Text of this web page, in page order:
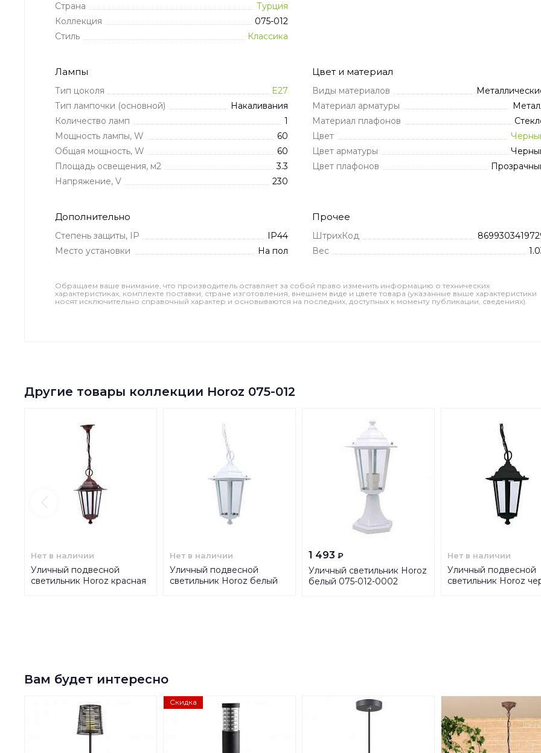
Страна
Турция
Коллекция
075-012
Стиль
Классика
Лампы
Тип цоколя
E27
Тип лампочки (основной)
Накаливания
Количество ламп
1
Мощность лампы, W
60
Общая мощность, W
60
Площадь освещения, м2
3.3
Напряжение, V
230
Цвет и материал
Виды материалов
Материал арматуры
Материал плафонов
Цвет
Цвет арматуры
Цвет плафонов
Дополнительно
Степень защиты, IP
IP44
Место установки
На пол
Прочее
ШтрихКод
Вес
Обращаем ваше внимание, что производитель оставляет за собой право изменить информацию о технических
характеристиках, комплекте поставки, стране изготовления, внешнем виде и цвете товара (указанные выше характеристики
носят исключительно справочный характер и основываются на последних, доступных к моменту публикации, сведениях).
Другие товары коллекции Horoz 075-012
Нет в наличии
Уличный подвесной
светильник Horoz красная
Нет в наличии
Уличный подвесной
светильник Horoz белый
1 493 ₽
Уличный светильник Horoz
белый 075-012-0002
Нет в наличии
Уличный подвесной
светильник Horoz
Вам будет интересно
Скидка